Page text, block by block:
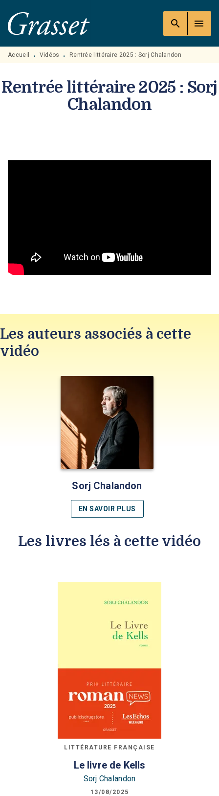
MENU RECHERCHE
PIED DE PAGE
search menu
Accueil • Vidéos • Rentrée littéraire 2025 : Sorj Chalandon
Rentrée littéraire 2025 : Sorj
Chalandon
Les auteurs associés à cette
vidéo
Sorj Chalandon
EN SAVOIR PLUS
Les livres lés à cette vidéo
LITTÉRATURE FRANÇAISE
Le livre de Kells
Sorj Chalandon
13/08/2025